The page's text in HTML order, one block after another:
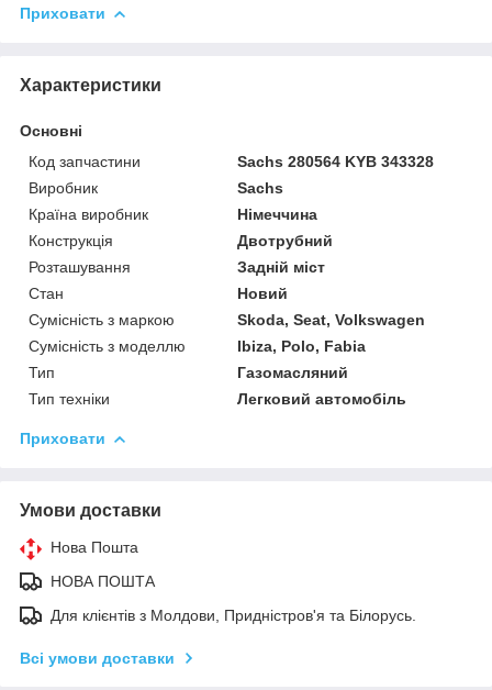
Приховати
Характеристики
Основні
Код запчастини
Sachs 280564 KYB 343328
Виробник
Sachs
Країна виробник
Німеччина
Конструкція
Двотрубний
Розташування
Задній міст
Стан
Новий
Сумісність з маркою
Skoda, Seat, Volkswagen
Сумісність з моделлю
Ibiza, Polo, Fabia
Тип
Газомасляний
Тип техніки
Легковий автомобіль
Приховати
Умови доставки
Нова Пошта
НОВА ПОШТА
Для клієнтів з Молдови, Придністров'я та Білорусь.
Всі умови доставки